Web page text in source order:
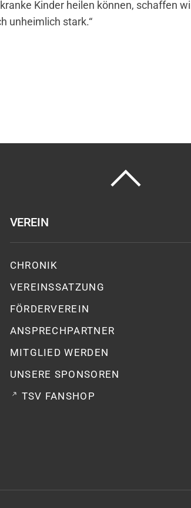
Kinder heilen können, schaffen
unheimlich stark.“
VEREIN
CHRONIK
VEREINSSATZUNG
FÖRDERVEREIN
ANSPRECHPARTNER
MITGLIED WERDEN
UNSERE SPONSOREN
TSV FANSHOP